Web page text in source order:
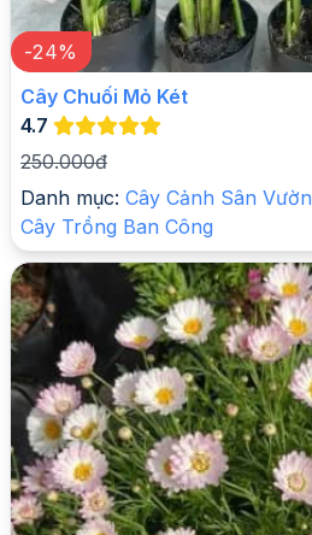
-24%
Cây Chuối Mỏ Két
4.7
250.000đ
Danh mục: Cây Cảnh Sân Vườn
Cây Trồng Ban Công